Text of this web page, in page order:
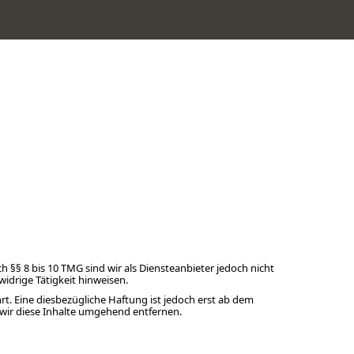
§§ 8 bis 10 TMG sind wir als Diensteanbieter jedoch nicht
Tätigkeit hinweisen.
Eine diesbezügliche Haftung ist jedoch erst ab dem
diese Inhalte umgehend entfernen.